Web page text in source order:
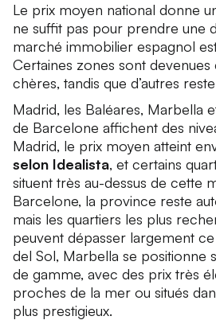
Le prix moyen national donne
ne suffit pas pour prendre une
marché immobilier espagnol
Certaines zones sont
chères, tandis que d’autres
Madrid, les Baléares, Marbella
de Barcelone affichent des
Madrid, le prix moyen atteint
selon Idealista, et certains
situent très au-dessus de cette
Barcelone, la province reste
mais les quartiers les plus
peuvent dépasser largement
del Sol, Marbella se positionne
de gamme, avec des prix très
proches de la mer ou situés
plus prestigieux.